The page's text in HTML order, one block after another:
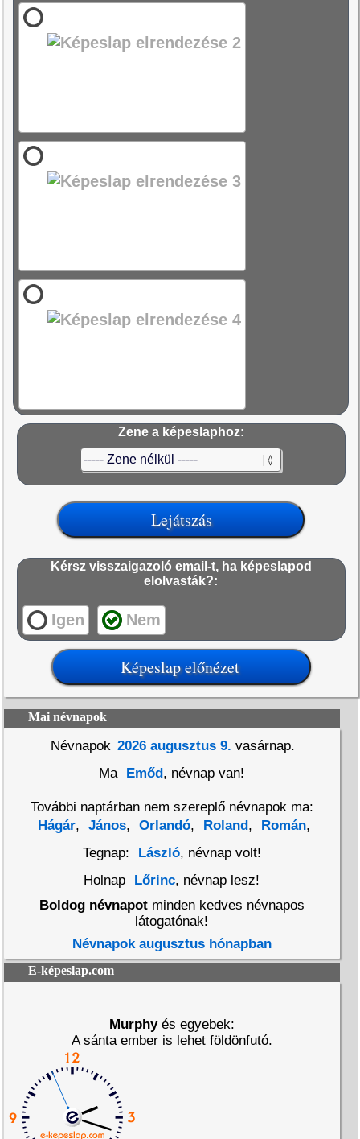
Zene a képeslaphoz:
Kérsz visszaigazoló email-t, ha képeslapod
elolvasták?:
Igen Nem
Mai névnapok
Névnapok 2026 augusztus 9. vasárnap.
Ma
Emőd , névnap van!
További naptárban nem szereplő névnapok ma:
Hágár, János, Orlandó, Roland , Román,
Tegnap:
László, névnap volt!
Holnap
Lőrinc, névnap lesz!
Boldog névnapotminden kedves névnapos
látogatónak!
Névnapok augusztus hónapban
E-képeslap.com
Murphyés egyebek:
A sánta ember is lehet földönfutó.